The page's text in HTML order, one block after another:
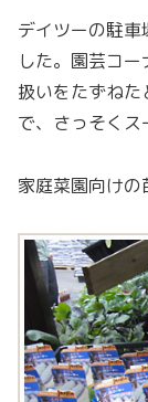
デイツーの駐
した。園芸コ
扱いをたずね
で、さっそくス
家庭菜園向けの